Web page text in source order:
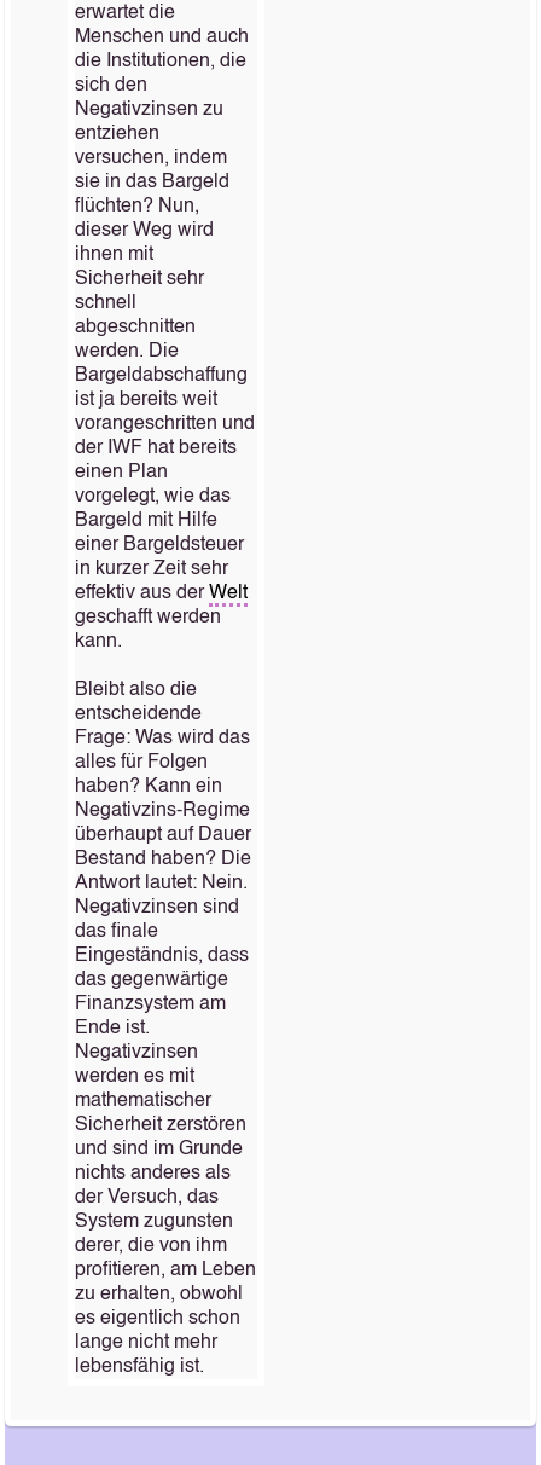
erwartet die
Menschen und auch
die Institutionen, die
sich den
Negativzinsen zu
entziehen
versuchen, indem
sie in das Bargeld
flüchten? Nun,
dieser Weg wird
ihnen mit
Sicherheit sehr
schnell
abgeschnitten
werden. Die
Bargeldabschaffung
ist ja bereits weit
vorangeschritten und
der IWF hat bereits
einen Plan
vorgelegt, wie das
Bargeld mit Hilfe
einer Bargeldsteuer
in kurzer Zeit sehr
effektiv aus der Welt
geschafft werden
kann.
Bleibt also die
entscheidende
Frage: Was wird das
alles für Folgen
haben? Kann ein
Negativzins-Regime
überhaupt auf Dauer
Bestand haben? Die
Antwort lautet: Nein.
Negativzinsen sind
das finale
Eingeständnis, dass
das gegenwärtige
Finanzsystem am
Ende ist.
Negativzinsen
werden es mit
mathematischer
Sicherheit zerstören
und sind im Grunde
nichts anderes als
der Versuch, das
System zugunsten
derer, die von ihm
profitieren, am Leben
zu erhalten, obwohl
es eigentlich schon
lange nicht mehr
lebensfähig ist.